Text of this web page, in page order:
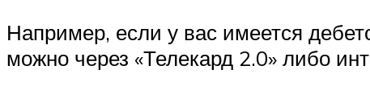
Например, если у вас имеется
можно через «Телекард 2.0» либо